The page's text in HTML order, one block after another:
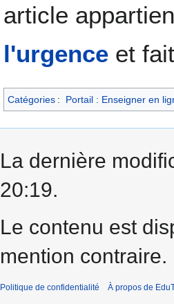
article
l'urgence et
Catégories : Portail : Enseigner en
La dernière
20:19.
Le contenu est
mention contraire.
Politique de confidentialité À propos de